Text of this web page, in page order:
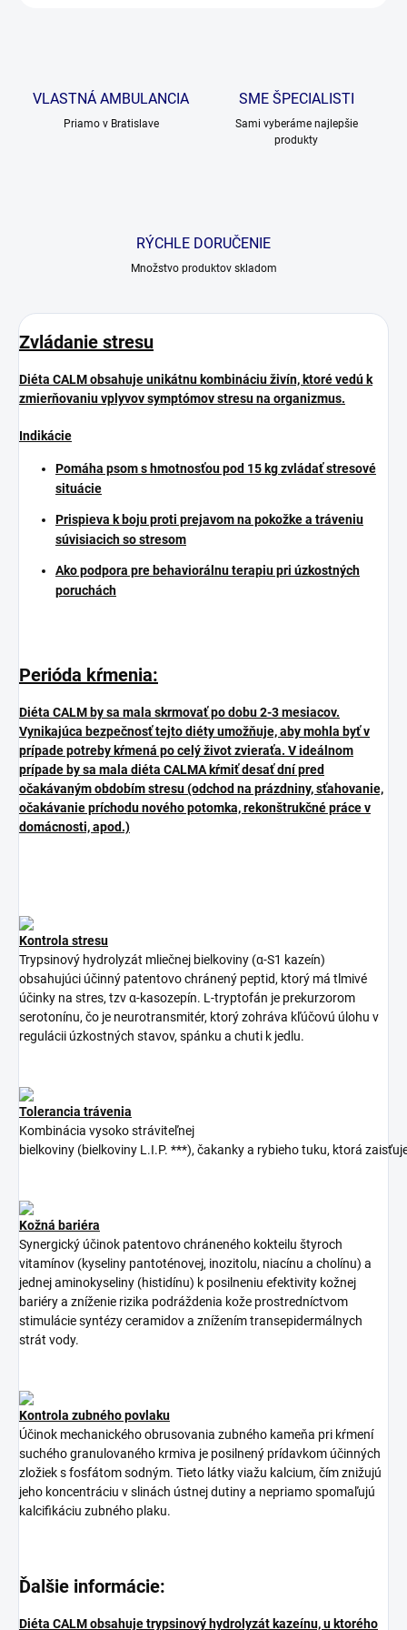
VLASTNÁ AMBULANCIA
Priamo v Bratislave
SME ŠPECIALISTI
Sami vyberáme najlepšie
produkty
RÝCHLE DORUČENIE
Množstvo produktov skladom
Zvládanie stresu
Diéta CALM obsahuje unikátnu kombináciu živín, ktoré vedú k
zmierňovaniu vplyvov symptómov stresu na organizmus.
Indikácie
Pomáha psom s hmotnosťou pod 15 kg zvládať stresové
situácie
Prispieva k boju proti prejavom na pokožke a tráveniu
súvisiacich so stresom
Ako podpora pre behaviorálnu terapiu pri úzkostných
poruchách
Perióda kŕmenia:
Diéta CALM by sa mala skrmovať po dobu 2-3 mesiacov.
Vynikajúca bezpečnosť tejto diéty umožňuje, aby mohla byť v
prípade potreby kŕmená po celý život zvieraťa. V ideálnom
prípade by sa mala diéta CALMA kŕmiť desať dní pred
očakávaným obdobím stresu (odchod na prázdniny, sťahovanie,
očakávanie príchodu nového potomka, rekonštrukčné práce v
domácnosti, apod.)
Kontrola stresu
Trypsinový hydrolyzát mliečnej bielkoviny (α-S1 kazeín)
obsahujúci účinný patentovo chránený peptid, ktorý má tlmivé
účinky na stres, tzv α-kasozepín. L-tryptofán je prekurzorom
serotonínu, čo je neurotransmitér, ktorý zohráva kľúčovú úlohu v
regulácii úzkostných stavov, spánku a chuti k jedlu.
Tolerancia trávenia
Kombinácia vysokostráviteľnej
bielkoviny (bielkoviny L.I.P. ***), čakankya rybiehotuku, ktorá
Kožná bariéra
Synergický účinok patentovo chráneného kokteilu štyroch
vitamínov (kyseliny pantoténovej, inozitolu, niacínu a cholínu) a
jednej aminokyseliny (histidínu) k posilneniu efektivity kožnej
bariéry a zníženie rizika podráždenia kože prostredníctvom
stimulácie syntézy ceramidov a znížením transepidermálnych
strát vody.
Kontrola zubného povlaku
Účinok mechanického obrusovania zubného kameňa pri kŕmení
suchého granulovaného krmiva je posilnený prídavkom účinných
zložiek s fosfátom sodným. Tieto látky viažu kalcium, čím znižujú
jeho koncentráciu v slinách ústnej dutiny a nepriamo spomaľujú
kalcifikáciu zubného plaku.
Ďalšie informácie:
Diéta CALM obsahuje trypsinový hydrolyzát kazeínu, u ktorého